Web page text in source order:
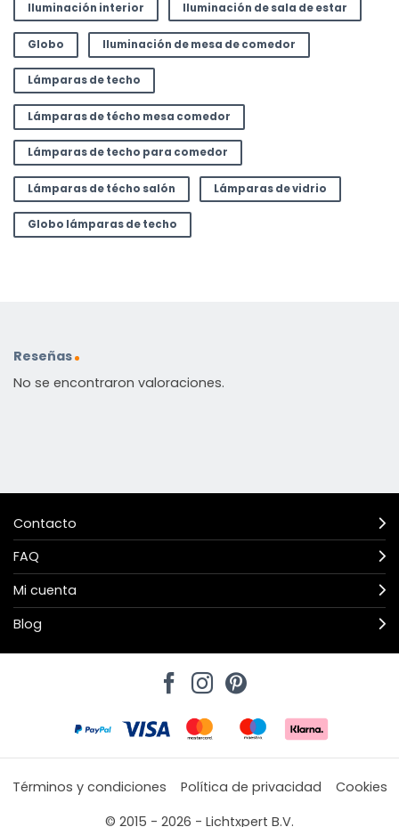
Iluminación interior Iluminación de sala de estar
Globo Iluminación de mesa de comedor
Lámparas de techo
Lámparas de técho mesa comedor
Lámparas de techo para comedor
Lámparas de técho salón Lámparas de vidrio
Globo lámparas de techo
Reseñas
No se encontraron valoraciones.
Contacto
FAQ
Mi cuenta
Blog
Términos y condiciones Política de privacidad
Cookies
© 2015 - 2026 - Lichtxpert B.V.